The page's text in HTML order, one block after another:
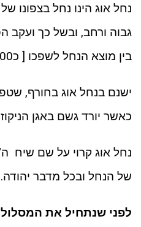
נחל אוג הינו נחל
גבוה ורחב, ובשל כך ועקב
בין מוצא הנחל לשפכו [ כ1200 מ']
ישנם בנחל אוג בחורף,
כאשר יורד גשם באגן
נחל אוג קרוי על שם שיח
של הנחל ובכל מדבר יהודה.
לפני שנתחיל את